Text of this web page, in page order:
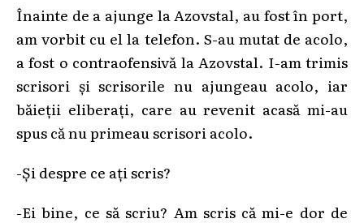
Înainte de a ajunge la Azovstal, au fost în port,
am vorbit cu el la telefon. S-au mutat de acolo,
a fost o contraofensivă la Azovstal. I-am trimis
scrisori și scrisorile nu ajungeau acolo, iar
băieții eliberați, care au revenit acasă mi-au
spus că nu primeau scrisori acolo.
-Și despre ce ați scris?
-Ei bine, ce să scriu? Am scris că mi-e dor de